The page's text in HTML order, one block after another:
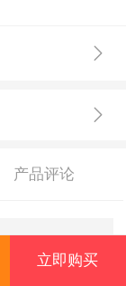
产品评论
立即购买